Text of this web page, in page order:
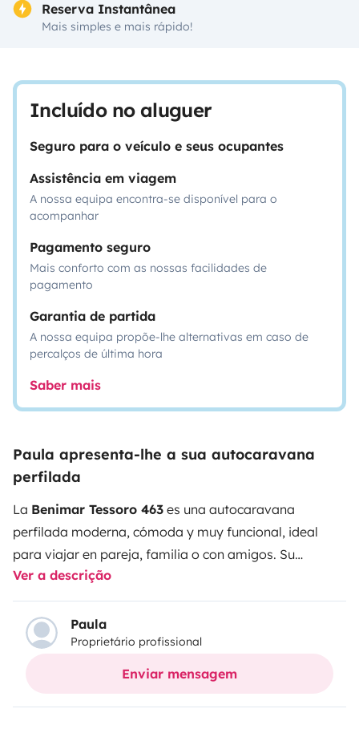
Reserva Instantânea
Mais simples e mais rápido!
Incluído no aluguer
Seguro para o veículo e seus ocupantes
Assistência em viagem
A nossa equipa encontra-se disponível para o
acompanhar
Pagamento seguro
Mais conforto com as nossas facilidades de
pagamento
Garantia de partida
A nossa equipa propõe-lhe alternativas em caso de
percalços de última hora
Saber mais
Paula apresenta-lhe a sua autocaravana
perfilada
La Benimar Tessoro 463 es una autocaravana
perfilada moderna, cómoda y muy funcional, ideal
para viajar en pareja, familia o con amigos. Su
distribución interior está pensada para aprovechar al
máximo el espacio, ofreciendocamas gemelas
traseras transformables en una gran cama doble
además de unacama de techo eléctrica de dos
Cuenta con un amplio salón, cocina en L
un baño completo conducha independiente, lo que
Ver a descrição
Paula
Proprietário profissional
Enviar mensagem